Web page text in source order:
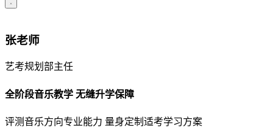
张老师
艺考规划部主任
全阶段音乐教学 无缝升学保障
评测音乐方向专业能力 量身定制适考学习方案